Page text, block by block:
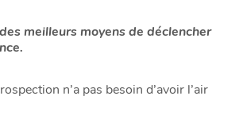
des meilleurs moyens de déclencher
n’a pas besoin d’avoir l’air